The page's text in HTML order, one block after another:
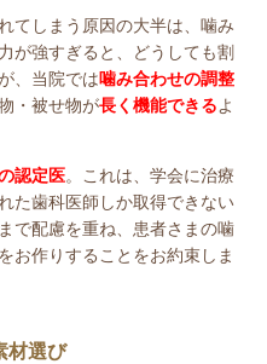
てしまう原因の大半は、噛み
が強すぎると、どうしても割
、当院では噛み合わせの調整
・被せ物が長く機能できるよ
認定医。これは、学会に治療
た歯科医師しか取得できない
で配慮を重ね、患者さまの噛
お作りすることをお約束しま
材選び